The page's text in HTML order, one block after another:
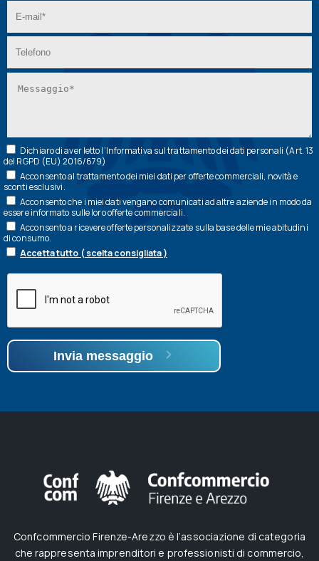
Dichiaro di aver letto l’Informativa sul trattamento dei dati personali (Art. 13
del RGPD (EU) 2016/679)
Acconsento al trattamento dei miei dati per offerte commerciali, novità e
sconti esclusivi.
Acconsento che i miei dati vengano comunicati ad altre aziende in modo da
essere informato sulle loro offerte commerciali.
Acconsento a ricevere offerte personalizzate sulla base delle mie abitudini
di consumo.
Accetta tutto ( scelta consigliata )
Invia messaggio
Confcommercio Firenze-Arezzo è l’associazione di categoria
che rappresenta imprenditori e professionisti di commercio,